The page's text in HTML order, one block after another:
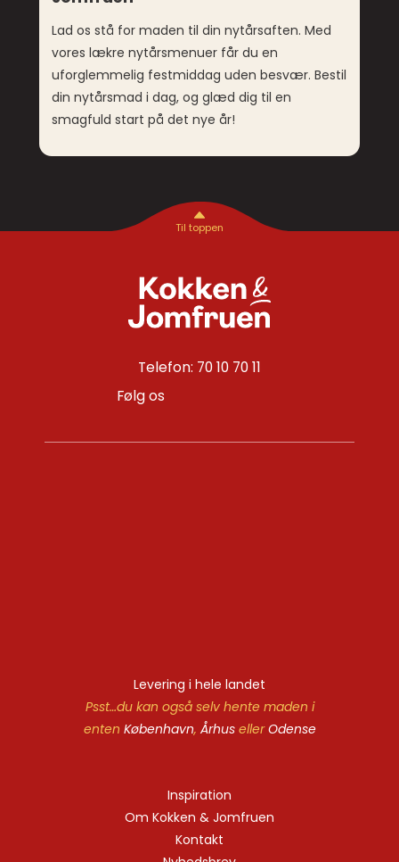
Lad os stå for maden til din nytårsaften. Med
vores lækre nytårsmenuer får du en
uforglemmelig festmiddag uden besvær. Bestil
din nytårsmad i dag, og glæd dig til en
smagfuld start på det nye år!
Telefon: 70 10 70 11
Følg os
Levering i hele landet
Psst…du kan også selv hente maden i
enten København, ÅrhusellerOdense
Inspiration
Om Kokken & Jomfruen
Kontakt